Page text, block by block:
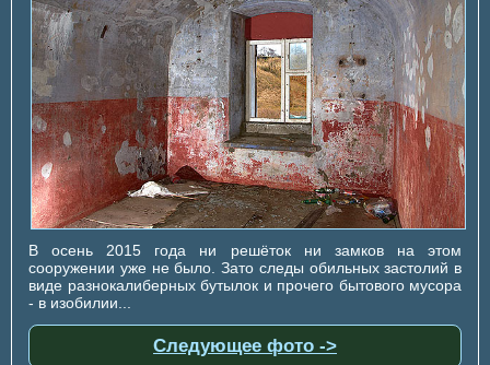
В осень 2015 года ни решёток ни замков на этом
сооружении уже не было. Зато следы обильных застолий в
виде разнокалиберных бутылок и прочего бытового мусора
- в изобилии...
Следующее фото ->